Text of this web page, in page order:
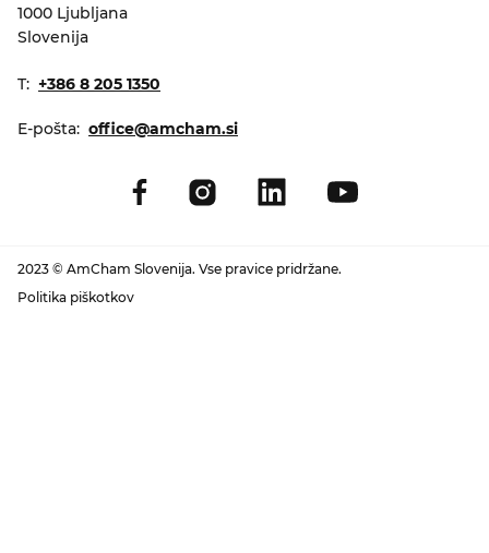
1000 Ljubljana
Slovenija
T: +386 8 205 1350
E-pošta: office@amcham.si
2023 © AmCham Slovenija. Vse pravice pridržane.
Politika piškotkov